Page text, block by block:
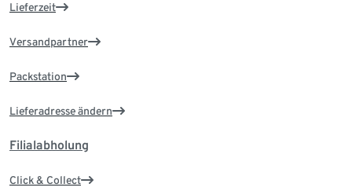
Lieferzeit
Versandpartner
Packstation
Lieferadresse ändern
Filialabholung
Click & Collect